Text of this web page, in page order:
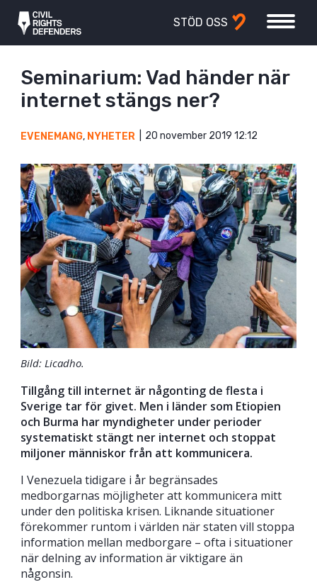
STÖD OSS
Seminarium: Vad händer när
internet stängs ner?
EVENEMANG, NYHETER 20 november 2019 12:12
Bild: Licadho.
Tillgång till internet är någonting de flesta i
Sverige tar för givet. Men i länder som Etiopien
och Burma har myndigheter under perioder
systematiskt stängt ner internet och stoppat
miljoner människor från att kommunicera.
I Venezuela tidigare i år begränsades
medborgarnas möjligheter att kommunicera mitt
under den politiska krisen. Liknande situationer
förekommer runtom i världen när staten vill stoppa
information mellan medborgare – ofta i situationer
när delning av information är viktigare än
någonsin.